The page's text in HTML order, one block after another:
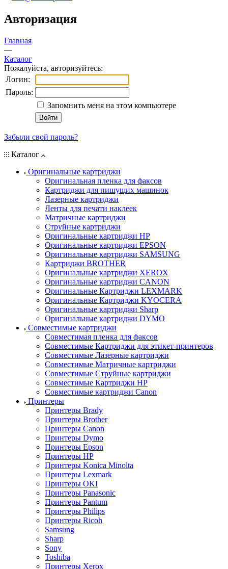
Авторизация
Главная
—
Каталог
Пожалуйста, авторизуйтесь:
Логин:
Пароль:
Запомнить меня на этом компьютере
Забыли свой пароль?
Каталог
Оригинальные картриджи
Оригинальная пленка для факсов
Картриджи для пишущих машинок
Лазерные картриджи
Ленты для печати наклеек
Матричные картриджи
Струйные картриджи
Оригинальные картриджи HP
Оригинальные картриджи EPSON
Оригинальные картриджи SAMSUNG
Картриджи BROTHER
Оригинальные картриджи XEROX
Оригинальные картриджи CANON
Оригинальные Картриджи LEXMARK
Оригинальные Картриджи KYOCERA
Оригинальные картриджи Sharp
Оригинальные картриджи DYMO
Совместимые картриджи
Совместимая пленка для факсов
Совместимые Картриджи для этикет-принтеров
Совместимые Лазерные картриджи
Совместимые Матричные картриджи
Совместимые Струйные картриджи
Совместимые Картриджи HP
Совместимые картриджи Canon
Принтеры
Принтеры Brady
Принтеры Brother
Принтеры Canon
Принтеры Dymo
Принтеры Epson
Принтеры HP
Принтеры Konica Minolta
Принтеры Lexmark
Принтеры OKI
Принтеры Panasonic
Принтеры Pantum
Принтеры Philips
Принтеры Ricoh
Samsung
Sharp
Sony
Toshiba
Принтеры Xerox